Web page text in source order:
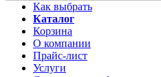
Как выбрать
Каталог
Корзина
О компании
Прайс-лист
Услуги